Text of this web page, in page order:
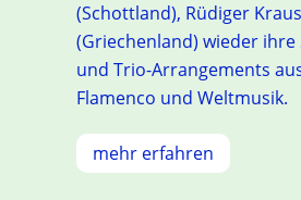
(Schottland), Rüdiger
(Griechenland) wieder
und Trio-Arrangements
Flamenco und Weltmusik.
mehr erfahren